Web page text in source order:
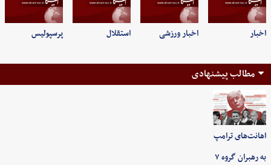
اخبار اخبار ورزشی استقلال پرسپولیس
مطالب پیشنهادی
اهانت‌های ترامپ
به رهبران گروه ۷